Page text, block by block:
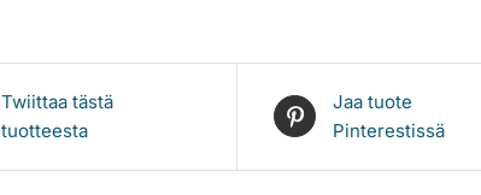
Twiittaa tästä
tuotteesta
Jaa tuote
Pinterestissä